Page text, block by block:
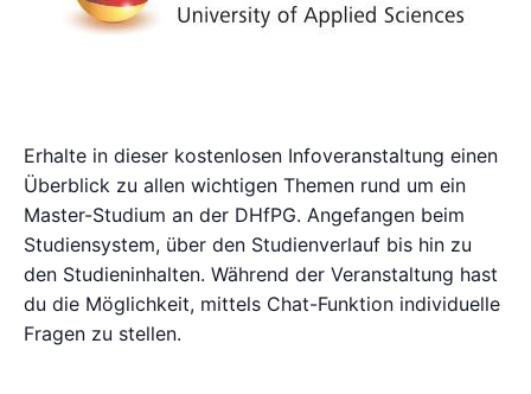
Erhalte in dieser kostenlosen Infoveranstaltung einen
Überblick zu allen wichtigen Themen rund um ein
Master-Studium an der DHfPG. Angefangen beim
Studiensystem, über den Studienverlauf bis hin zu
den Studieninhalten. Während der Veranstaltung hast
du die Möglichkeit, mittels Chat-Funktion individuelle
Fragen zu stellen.